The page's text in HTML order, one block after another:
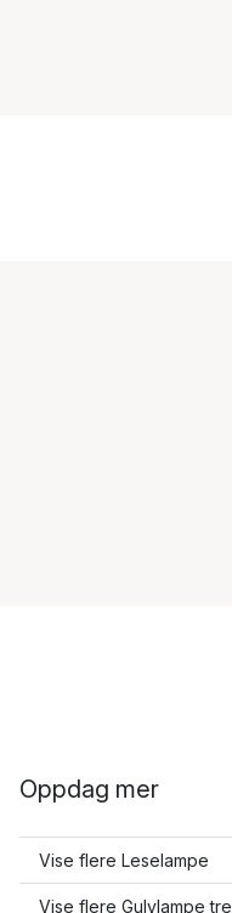
Oppdag mer
Vise flere Leselampe
Vise flere Gulvlampe tre